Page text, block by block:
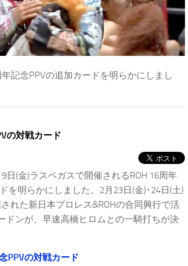
年記念PPVの追加カードを明らかにしまし
の対戦カード
日(金)ラスベガスで開催されるROH 16周年
を明らかにしました。2月23日(金)･24日(土)
れた新日本プロレス&ROHの合同興行で活
ドンが、早速高橋ヒロムとの一騎打ちが決
PPVの対戦カード